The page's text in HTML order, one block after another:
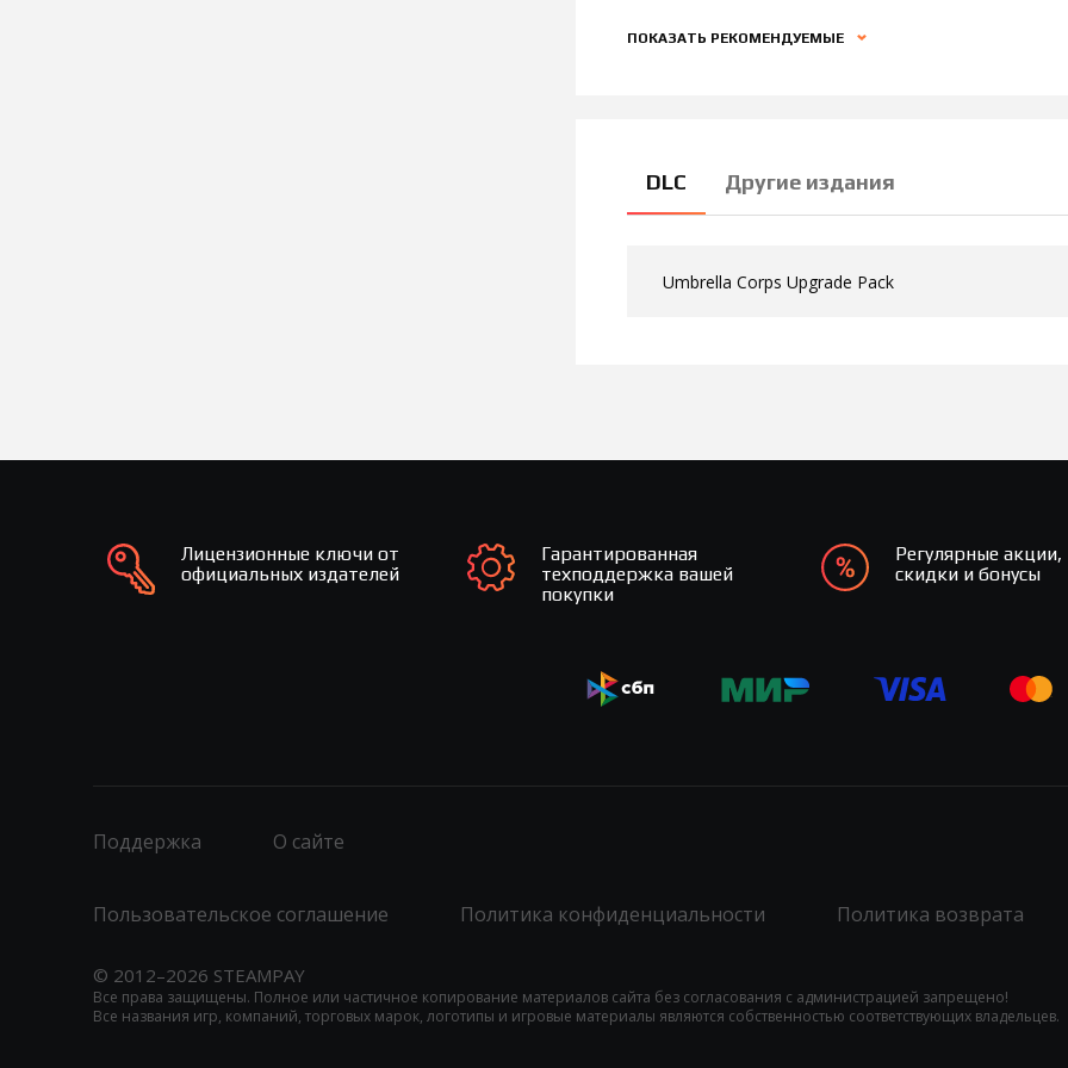
ПОКАЗАТЬ РЕКОМЕНДУЕМЫЕ
DLC Другие издания
Umbrella Corps Upgrade Pack
Лицензионные ключи от
официальных издателей
Гарантированная
техподдержка вашей
покупки
Регулярные акции,
скидки и бонусы
© 2012–2026 STEAMPAY
Все права защищены. Полное или частичное копирование материалов сайта без согласования с администрацией запрещено!
Все названия игр, компаний, торговых марок, логотипы и игровые материалы являются собственностью соответствующих владельцев.
Поддержка О сайте
Пользовательское соглашение Политика конфиденциальности Политика возврата